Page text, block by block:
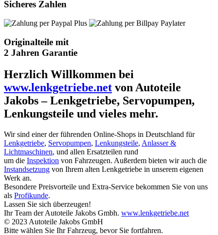
Sicheres Zahlen
Originalteile mit
2 Jahren Garantie
Herzlich Willkommen bei
www.lenkgetriebe.net von Autoteile
Jakobs – Lenkgetriebe, Servopumpen,
Lenkungsteile und vieles mehr.
Wir sind einer der führenden Online-Shops in Deutschland für
Lenkgetriebe, Servopumpen, Lenkungsteile, Anlasser &
Lichtmaschinen, und allen Ersatzteilen rund
um die Inspektion von Fahrzeugen. Außerdem bieten wir auch die
Instandsetzung von Ihrem alten Lenkgetriebe in unserem eigenen
Werk an.
Besondere Preisvorteile und Extra-Service bekommen Sie von uns
als Profikunde.
Lassen Sie sich überzeugen!
Ihr Team der Autoteile Jakobs Gmbh. www.lenkgetriebe.net
© 2023 Autoteile Jakobs GmbH
Bitte wählen Sie Ihr Fahrzeug, bevor Sie fortfahren.